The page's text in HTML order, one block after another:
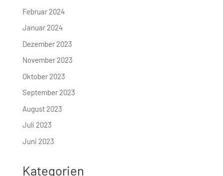
Februar 2024
Januar 2024
Dezember 2023
November 2023
Oktober 2023
September 2023
August 2023
Juli 2023
Juni 2023
Kategorien